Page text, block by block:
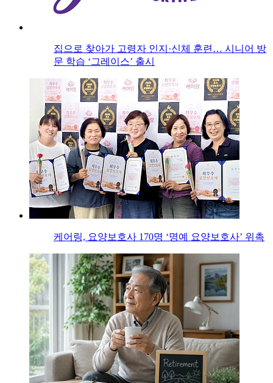
집으로 찾아가 고령자 인지·신체 훈련… 시니어 방
문 학습 ‘그레이스’ 출시
케어링, 요양보호사 170명 ‘명예 요양보호사’ 위촉